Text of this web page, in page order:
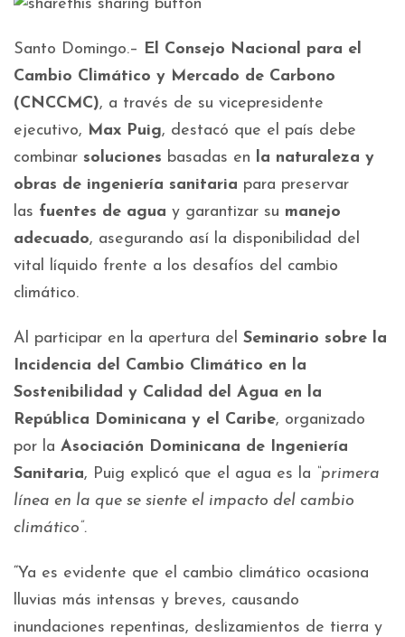
Santo Domingo.–
El Consejo Nacional para el
Cambio Climático y Mercado de Carbono
(CNCCMC), a través de su vicepresidente
ejecutivo, Max Puig, destacó que el país debe
combinar soluciones basadas en
la naturaleza y
obras de ingeniería sanitaria para preservar
las fuentes de agua y garantizar su manejo
adecuado, asegurando así la disponibilidad del
vital líquido frente a los desafíos del cambio
climático.
Al participar en la apertura del Seminario sobre la
Incidencia del Cambio Climático en la
Sostenibilidad y Calidad del Agua en la
República Dominicana y el Caribe, organizado
por la Asociación Dominicana de Ingeniería
Sanitaria, Puig explicó que el agua es la “primera
línea en la que se siente el impacto del cambio
climático”.
“Ya es evidente que el cambio climático ocasiona
lluvias más intensas y breves, causando
inundaciones repentinas, deslizamientos de tierra y